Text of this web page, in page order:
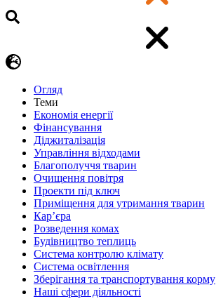
Огляд
Теми
Економія енергії
Фінансування
Діджиталізація
Управління відходами
Благополуччя тварин
Очищення повітря
Проекти під ключ
Приміщення для утримання тварин
Кар’єра
Розведення комах
Будівництво теплиць
Система контролю клімату
Система освітлення
Зберігання та транспортування корму
Наші сфери діяльності